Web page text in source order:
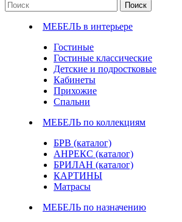
Поиск
МЕБЕЛЬ в интерьере
Гостиные
Гостиные классические
Детские и подростковые
Кабинеты
Прихожие
Спальни
МЕБЕЛЬ по коллекциям
БРВ (каталог)
АНРЕКС (каталог)
БРИЛАН (каталог)
КАРТИНЫ
Матрасы
МЕБЕЛЬ по назначению